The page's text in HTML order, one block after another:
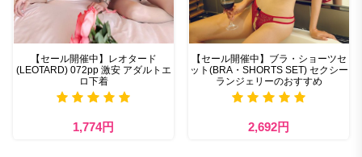
【セール開催中】レオタード
(LEOTARD) 072pp 激安 アダルトエ
ロ下着
1,774円
【セール開催中】ブラ・ショーツセ
ット(BRA・SHORTS SET) セクシー
ランジェリーのおすすめ
2,692円